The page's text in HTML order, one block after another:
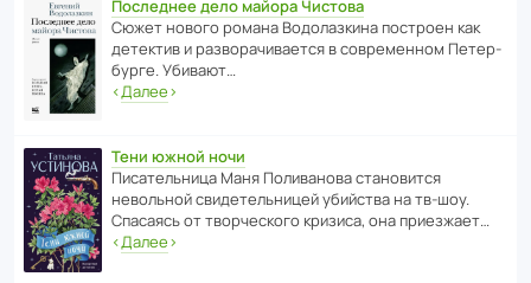
Последнее дело майора Чистова
Сюжет нового романа Водо­ла­з­кина пост­роен как
дете­ктив и разво­ра­чи­ва­ется в совре­менном Пете­р­
бурге. Убивают…
‹Далее›
Тени южной ночи
Писа­тель­ница Маня Поли­ва­нова стано­вится
невольной свиде­тель­ницей убийства на тв-шоу.
Спасаясь от твор­че­с­кого кризиса, она приезжает…
‹Далее›